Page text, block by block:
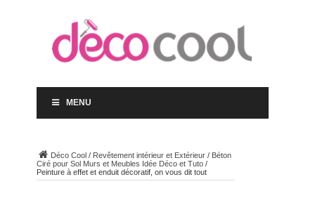
MENU
Déco Cool/ Revêtement intérieur et Extérieur/ Béton
Ciré pour Sol Murs et Meubles Idée Déco et Tuto/
Peinture à effet et enduit décoratif, on vous dit tout